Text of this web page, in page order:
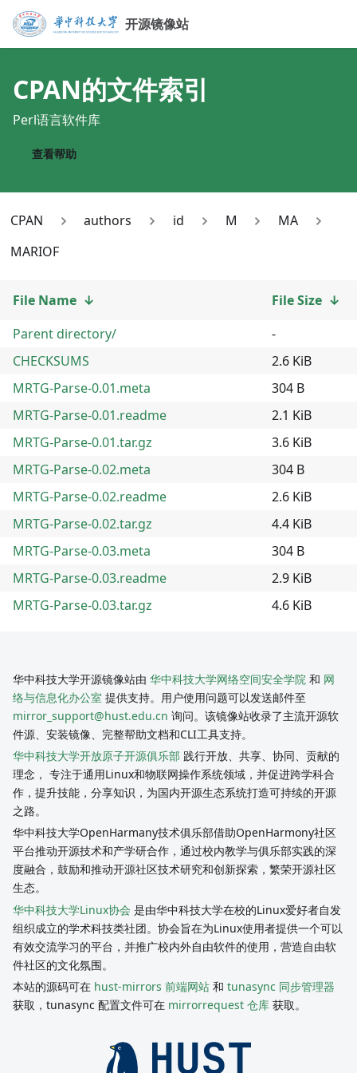
开源镜像站
CPAN的文件索引
Perl语言软件库
查看帮助
CPAN authors id M
MA
MARIOF
File Name ↓ File Size ↓
Parent directory/
-
CHECKSUMS
2.6 KiB
MRTG-Parse-0.01.meta
304 B
MRTG-Parse-0.01.readme
2.1 KiB
MRTG-Parse-0.01.tar.gz
3.6 KiB
MRTG-Parse-0.02.meta
304 B
MRTG-Parse-0.02.readme
2.6 KiB
MRTG-Parse-0.02.tar.gz
4.4 KiB
MRTG-Parse-0.03.meta
304 B
MRTG-Parse-0.03.readme
2.9 KiB
MRTG-Parse-0.03.tar.gz
4.6 KiB
华中科技大学开源镜像站由 华中科技大学网络空间安全学院 和 网
络与信息化办公室 提供支持。用户使用问题可以发送邮件至
mirror_support@hust.edu.cn 询问。该镜像站收录了主流开源软
件源、安装镜像、完整帮助文档和CLI工具支持。
华中科技大学开放原子开源俱乐部 践行开放、共享、协同、贡献的
理念， 专注于通用Linux和物联网操作系统领域，并促进跨学科合
作，提升技能，分享知识，为国内开源生态系统打造可持续的开源
之路。
华中科技大学OpenHarmany技术俱乐部借助OpenHarmony社区
平台推动开源技术和产学研合作，通过校内教学与俱乐部实践的深
度融合，鼓励和推动开源社区技术研究和创新探索，繁荣开源社区
生态。
华中科技大学Linux协会 是由华中科技大学在校的Linux爱好者自发
组织成立的学术科技类社团。协会旨在为Linux使用者提供一个可以
有效交流学习的平台，并推广校内外自由软件的使用，营造自由软
件社区的文化氛围。
本站的源码可在 hust-mirrors 前端网站 和 tunasync 同步管理器
获取，tunasync 配置文件可在 mirrorrequest 仓库 获取。